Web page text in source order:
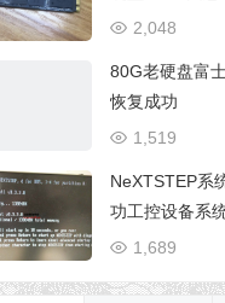
成功2,048
80G老硬盘富
恢复成功
1,519
NeXTSTEP系
功工控设备系
1,689